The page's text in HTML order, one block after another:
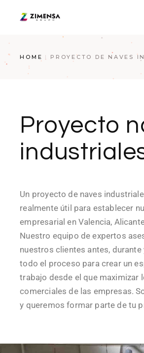
HOME PROYECTO DE NAVES
Proyecto
Un proyecto de naves
realmente útil para establecer
empresarial en Valencia,
Nuestro equipo de expertos
nuestros clientes antes, durante
todo el proceso para crear un
trabajo desde el que maximizar
comerciales de las empresas.
y queremos formar parte de tu